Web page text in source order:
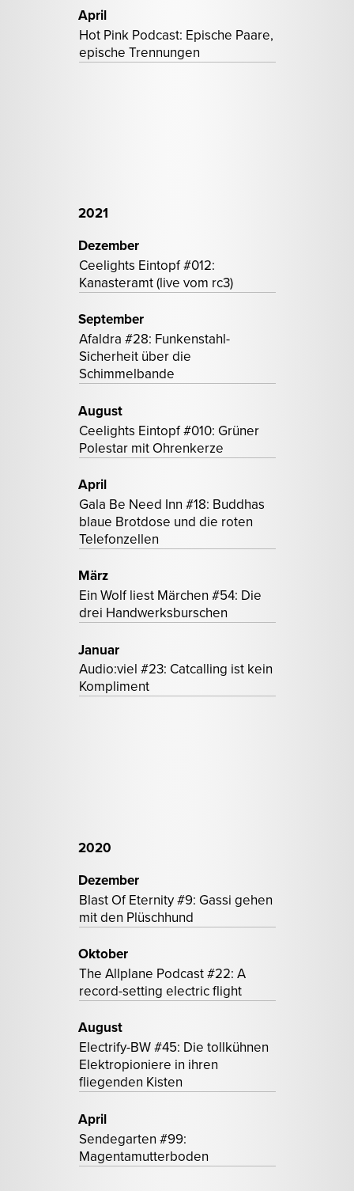
April
Hot Pink Podcast: Epische Paare,
epische Trennungen
2021
Dezember
Ceelights Eintopf #012:
Kanasteramt (live vom rc3)
September
Afaldra #28: Funkenstahl-
Sicherheit über die
Schimmelbande
August
Ceelights Eintopf #010: Grüner
Polestar mit Ohrenkerze
April
Gala Be Need Inn #18: Buddhas
blaue Brotdose und die roten
Telefonzellen
März
Ein Wolf liest Märchen #54: Die
drei Handwerksburschen
Januar
Audio:viel #23: Catcalling ist kein
Kompliment
2020
Dezember
Blast Of Eternity #9: Gassi gehen
mit den Plüschhund
Oktober
The Allplane Podcast #22: A
record-setting electric flight
August
Electrify-BW #45: Die tollkühnen
Elektropioniere in ihren
fliegenden Kisten
April
Sendegarten #99:
Magentamutterboden